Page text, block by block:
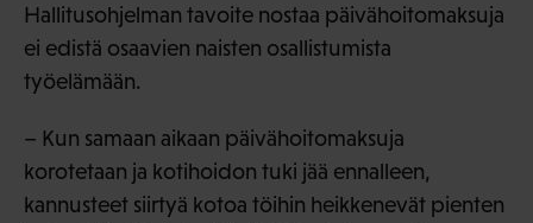
Hallitusohjelman tavoite nostaa päivähoitomaksuja
ei edistä osaavien naisten osallistumista
työelämään.
– Kun samaan aikaan päivähoitomaksuja
korotetaan ja kotihoidon tuki jää ennalleen,
kannusteet siirtyä kotoa töihin heikkenevät pienten